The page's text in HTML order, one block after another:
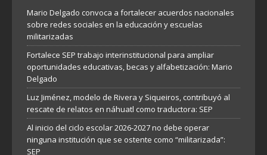
Mario Delgado convoca a fortalecer acuerdos nacionales
sobre redes sociales en la educación y escuelas
militarizadas
Fortalece SEP trabajo interinstitucional para ampliar
oportunidades educativas, becas y alfabetización: Mario
Delgado
Luz Jiménez, modelo de Rivera y Siqueiros, contribuyó al
rescate de relatos en náhuatl como traductora: SEP
Al inicio del ciclo escolar 2026-2027 no debe operar
ninguna institución que se ostente como “militarizada”:
SEP